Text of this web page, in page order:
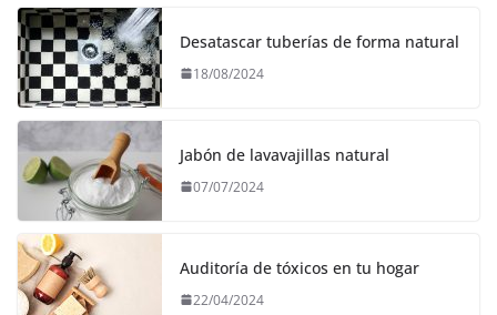
Desatascar tuberías de forma natural
18/08/2024
Jabón de lavavajillas natural
07/07/2024
Auditoría de tóxicos en tu hogar
22/04/2024